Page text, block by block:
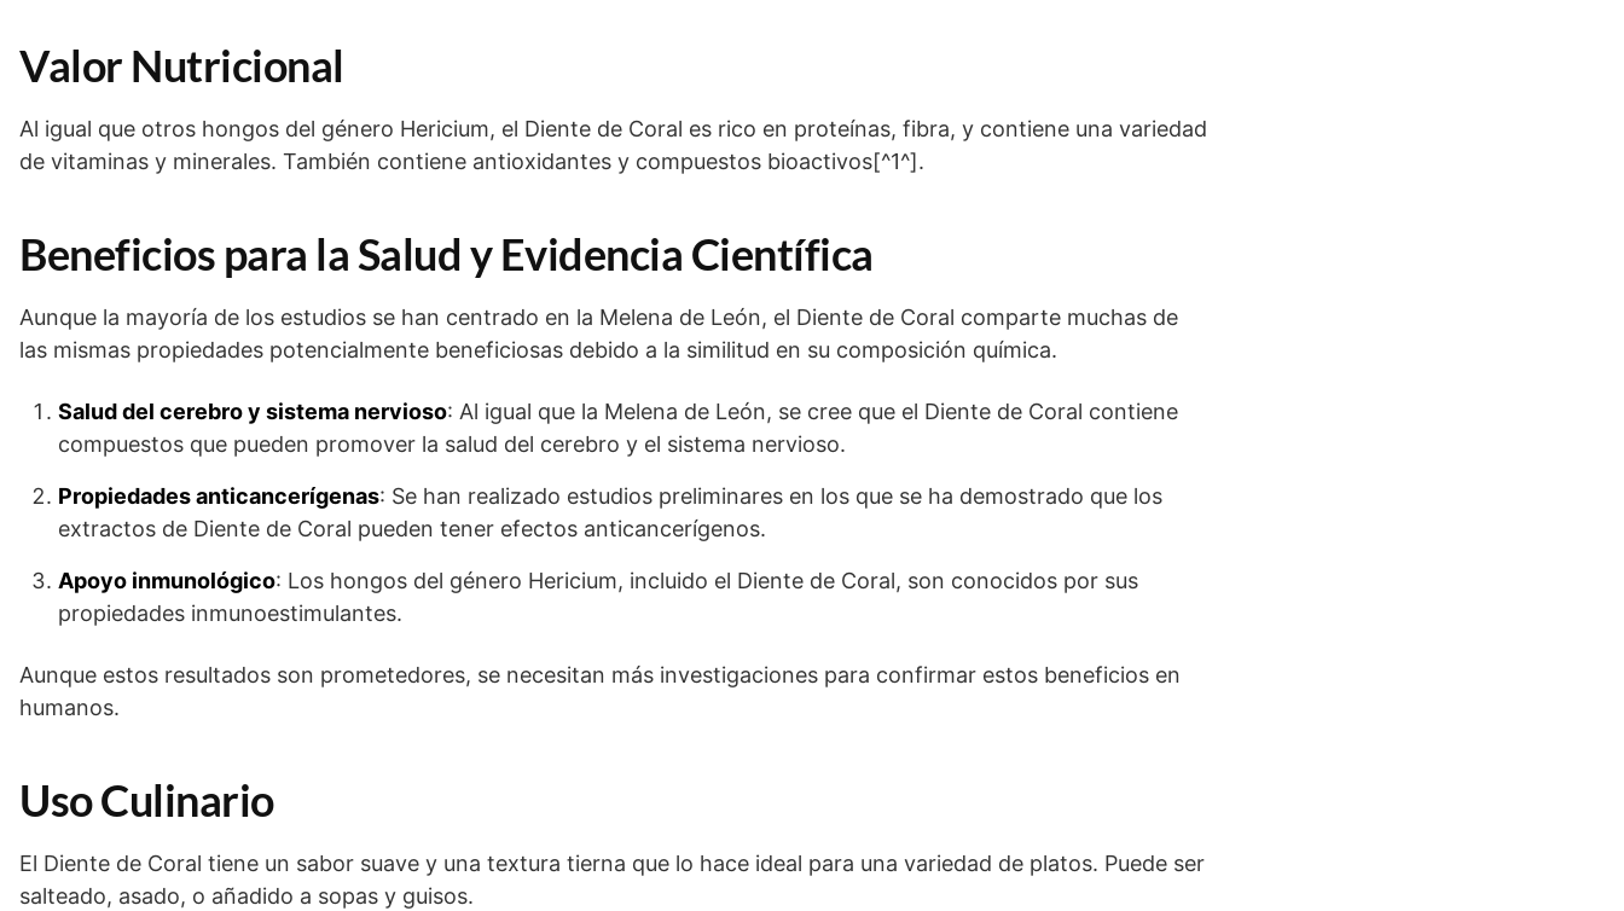
Valor Nutricional
Al igual que otros hongos del género Hericium, el Diente de Coral es rico en proteínas, fibra, y contiene una variedad
de vitaminas y minerales. También contiene antioxidantes y compuestos bioactivos[^1^].
Beneficios para la Salud y Evidencia Científica
Aunque la mayoría de los estudios se han centrado en la Melena de León, el Diente de Coral comparte muchas de
las mismas propiedades potencialmente beneficiosas debido a la similitud en su composición química.
Salud del cerebro y sistema nervioso: Al igual que la Melena de León, se cree que el Diente de Coral contiene
compuestos que pueden promover la salud del cerebro y el sistema nervioso.
Propiedades anticancerígenas: Se han realizado estudios preliminares en los que se ha demostrado que los
extractos de Diente de Coral pueden tener efectos anticancerígenos.
Apoyo inmunológico: Los hongos del género Hericium, incluido el Diente de Coral, son conocidos por sus
propiedades inmunoestimulantes.
Aunque estos resultados son prometedores, se necesitan más investigaciones para confirmar estos beneficios en
humanos.
Uso Culinario
El Diente de Coral tiene un sabor suave y una textura tierna que lo hace ideal para una variedad de platos. Puede ser
salteado, asado, o añadido a sopas y guisos.